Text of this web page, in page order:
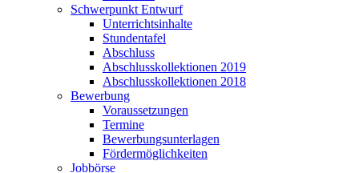
Schwerpunkt Entwurf
Unterrichtsinhalte
Stundentafel
Abschluss
Abschlusskollektionen 2019
Abschlusskollektionen 2018
Bewerbung
Voraussetzungen
Termine
Bewerbungsunterlagen
Fördermöglichkeiten
Jobbörse